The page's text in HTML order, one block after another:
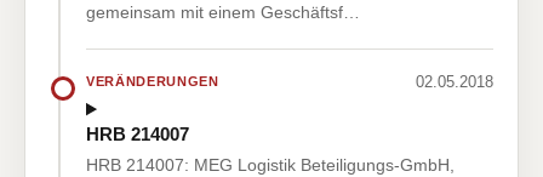
gemeinsam mit einem Geschäftsf…
VERÄNDERUNGEN 02.05.2018
HRB 214007
HRB 214007: MEG Logistik Beteiligungs-GmbH,